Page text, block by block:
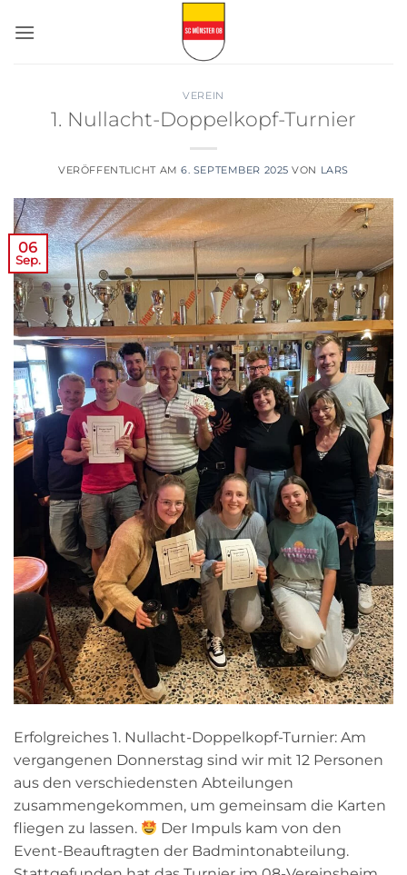
Inhalt
VEREIN
1. Nullacht-Doppelkopf-Turnier
VERÖFFENTLICHT AM6. SEPTEMBER 2025 VON LARS
06
Sep.
Erfolgreiches 1. Nullacht-Doppelkopf-Turnier: Am
vergangenen Donnerstag sind wir mit 12 Personen
aus den verschiedensten Abteilungen
zusammengekommen, um gemeinsam die Karten
fliegen zu lassen.
Der Impuls kam von den
Event-Beauftragten der Badmintonabteilung.